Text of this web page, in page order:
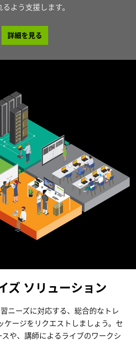
よう支援します。
詳細を見る
ズ ソリューション
ニーズに対応する、総合的なトレ
ケージをリクエストしましょう。セ
や、講師によるライブのワークシ